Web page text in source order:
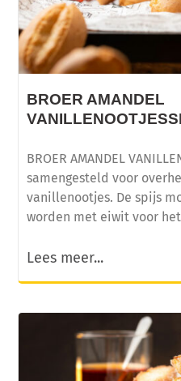
BROER AMANDEL
BROER AMANDEL
samengesteld voor
vanillenootjes. De spijs
worden met eiwit voor het
Lees meer...